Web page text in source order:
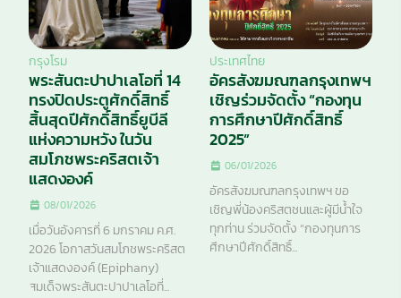
กรุงโรม
พระสันตะปาปาเลโอที่ 14
ทรงปิดประตูศักดิ์สิทธิ์
สิ้นสุดปีศักดิ์สิทธิ์ยูบีลี
แห่งความหวัง ในวัน
สมโภชพระคริสตเจ้า
แสดงองค์
08/01/2026
เมื่อวันอังคารที่ 6 มกราคม ค.ศ.
2026 โอกาสวันสมโภชพระคริสต
เจ้าแสดงองค์ (Epiphany)
สมเด็จพระสันตะปาปาเลโอที่...
ประเทศไทย
อัครสังฆมณฑลกรุงเทพฯ
เชิญร่วมจัดตั้ง “กองทุน
การศึกษาปีศักดิ์สิทธิ์
2025”
06/01/2026
อัครสังฆมณฑลกรุงเทพฯ ขอ
เชิญพี่น้องคริสตชนและผู้มีน้ำใจ
ทุกท่าน ร่วมจัดตั้ง “กองทุนการ
ศึกษาปีศักดิ์สิทธิ์...